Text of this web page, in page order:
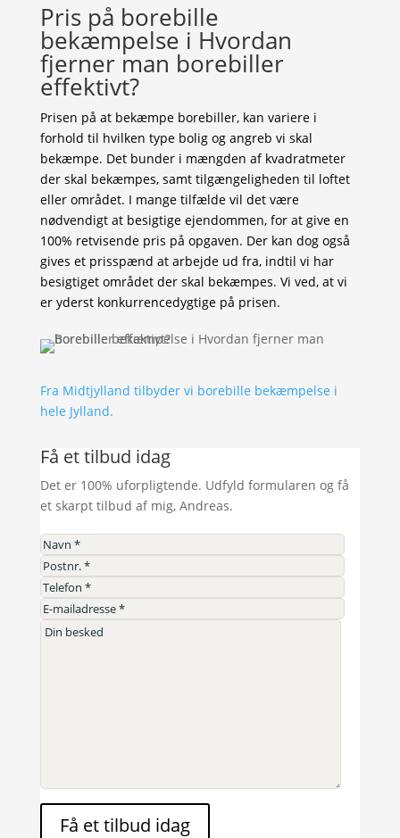
Pris på borebille
bekæmpelse i Hvordan
fjerner man borebiller
effektivt?
Prisen på at bekæmpe borebiller, kan variere i
forhold til hvilken type bolig og angreb vi skal
bekæmpe. Det bunder i mængden af kvadratmeter
der skal bekæmpes, samt tilgængeligheden til loftet
eller området. I mange tilfælde vil det være
nødvendigt at besigtige ejendommen, for at give en
100% retvisende pris på opgaven. Der kan dog også
gives et prisspænd at arbejde ud fra, indtil vi har
besigtiget området der skal bekæmpes. Vi ved, at vi
er yderst konkurrencedygtige på prisen.
Fra Midtjylland tilbyder vi borebille bekæmpelse i
hele Jylland.
Få et tilbud idag
Det er 100% uforpligtende. Udfyld formularen og få
et skarpt tilbud af mig, Andreas.
Få et tilbud idag